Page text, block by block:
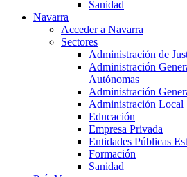
Sanidad
Navarra
Acceder a Navarra
Sectores
Administración de
Administración
Autónomas
Administración
Administración Local
Educación
Empresa Privada
Entidades Públicas
Formación
Sanidad